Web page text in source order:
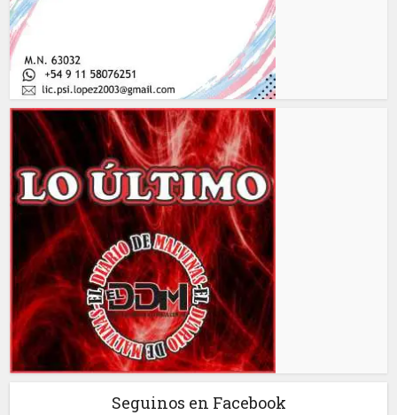
Seguinos en Facebook